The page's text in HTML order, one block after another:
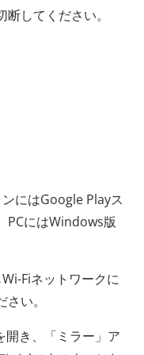
してください。
にはGoogle Playス
PCにはWindows版
Fiネットワークに
い。
き、「ミラー」ア